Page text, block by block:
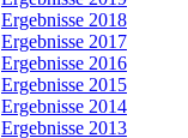
Ergebnisse 2018
Ergebnisse 2017
Ergebnisse 2016
Ergebnisse 2015
Ergebnisse 2014
Ergebnisse 2013